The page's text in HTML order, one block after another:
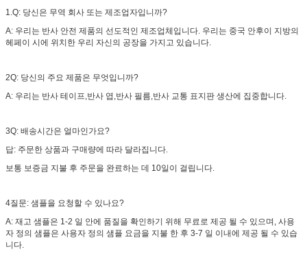
1.Q: 당신은 무역 회사 또는 제조업자입니까?
A: 우리는 반사 안전 제품의 선도적인 제조업체입니다. 우리는 중국 안후이 지방의
헤페이 시에 위치한 우리 자신의 공장을 가지고 있습니다.
2Q: 당신의 주요 제품은 무엇입니까?
A: 우리는 반사 테이프,반사 엽,반사 필름,반사 교통 표지판 생산에 집중합니다.
3Q: 배송시간은 얼마인가요?
답: 주문한 상품과 구매량에 따라 달라집니다.
보통 보증금 지불 후 주문을 완료하는 데 10일이 걸립니다.
4질문: 샘플을 요청할 수 있나요?
A: 재고 샘플은 1-2 일 안에 품질을 확인하기 위해 무료로 제공 될 수 있으며, 사용
자 정의 샘플은 사용자 정의 샘플 요금을 지불 한 후 3-7 일 이내에 제공 될 수 있습
니다.